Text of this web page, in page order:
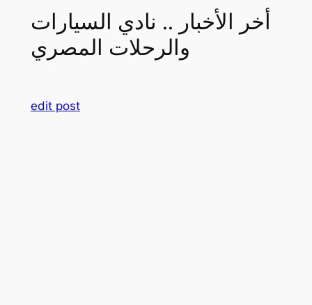
أخر الأخبار .. نادي السيارات
والرحلات المصري
edit post